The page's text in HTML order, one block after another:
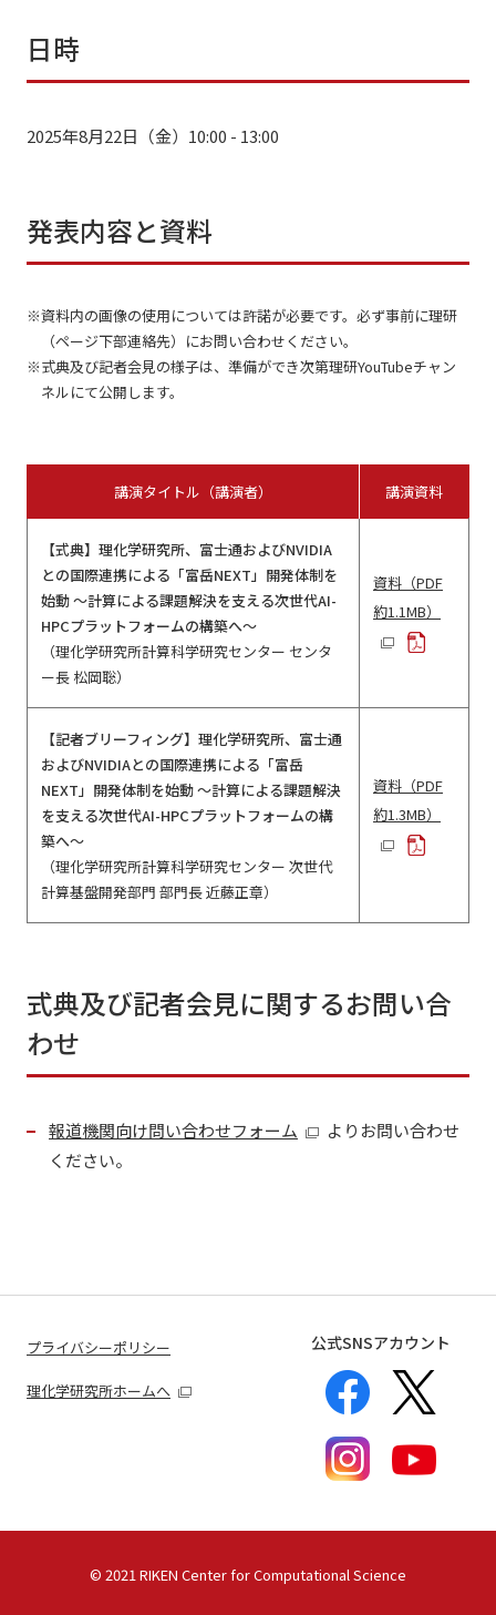
日時
2025年8月22日（金）10:00 - 13:00
発表内容と資料
資料内の画像の使用については許諾が必要です。必ず事前に理研
（ページ下部連絡先）にお問い合わせください。
式典及び記者会見の様子は、準備ができ次第理研YouTubeチャン
ネルにて公開します。
講演タイトル（講演者） 講演資料
【式典】理化学研究所、富士通およびNVIDIA
との国際連携による「富岳NEXT」開発体制を
始動 ～計算による課題解決を支える次世代AI-
HPCプラットフォームの構築へ～
（理化学研究所計算科学研究センター センタ
ー長 松岡聡）
資料（PDF
約1.1MB）
【記者ブリーフィング】理化学研究所、富士通
およびNVIDIAとの国際連携による「富岳
NEXT」開発体制を始動 ～計算による課題解決
を支える次世代AI-HPCプラットフォームの構
築へ～
（理化学研究所計算科学研究センター 次世代
計算基盤開発部門 部門長 近藤正章）
資料（PDF
約1.3MB）
式典及び記者会見に関するお問い合
わせ
報道機関向け問い合わせフォーム
よりお問い合わせ
ください。
プライバシーポリシー
理化学研究所ホームへ
公式SNSアカウント
© 2021 RIKEN Center for Computational Science